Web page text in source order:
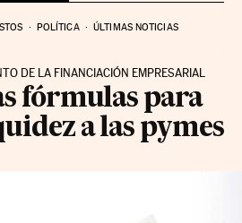
POLÍTICA ÚLTIMAS NOTICIAS
DE LA FINANCIACIÓN EMPRESARIAL
fórmulas para
a las pymes